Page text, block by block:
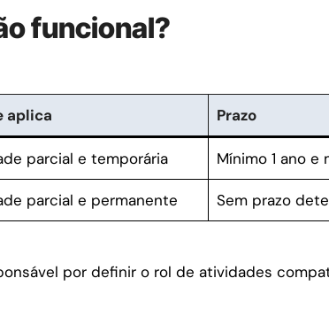
funcional?
aplica Prazo
parcial e temporária Mínimo 1 ano e
parcial e permanente Sem prazo
por definir o rol de atividades